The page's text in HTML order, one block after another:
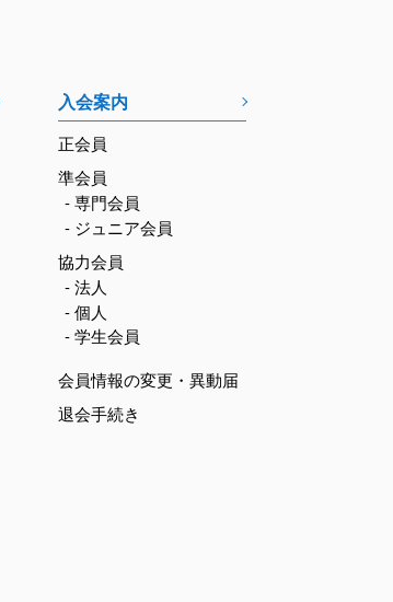
入会案内
正会員
準会員
- 専門会員
- ジュニア会員
協力会員
- 法人
- 個人
- 学生会員
会員情報の変更・異動届
退会手続き